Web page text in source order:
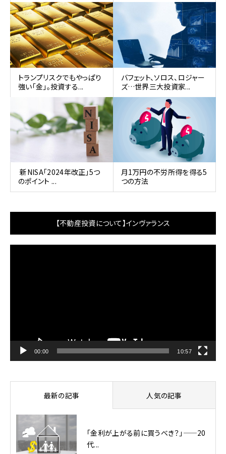
トランプリスクでもやっぱり
強い「金」。投資する...
バフェット、ソロス、ロジャー
ズ…世界三大投資家...
新NISA「2024年改正」5つ
のポイント ...
月1万円の不労所得を得る5
つの方法
【不動産投資について】インヴァランス
00:00 10:57
最新の記事 人気の記事
「金利が上がる前に買うべき？」——20
代...